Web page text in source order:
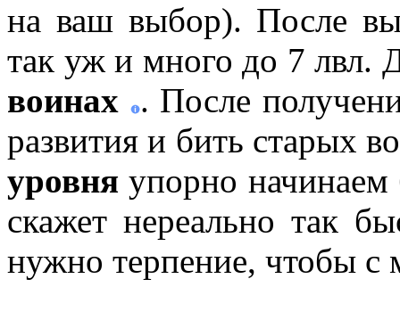
на ваш выбор). После
так уж и много до 7 лвл.
воинах . После
развития и бить старых
уровня упорно
скажет нереально так
нужно терпение, чтобы с